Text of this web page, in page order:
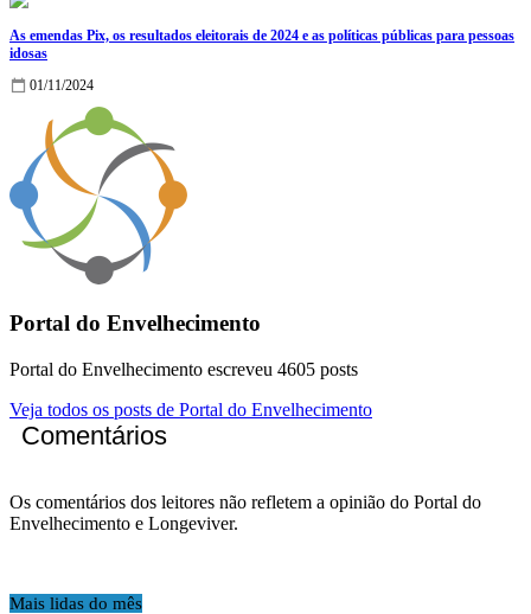
As emendas Pix, os resultados eleitorais de 2024 e as políticas públicas para pessoas
idosas
01/11/2024
Portal do Envelhecimento
Portal do Envelhecimento escreveu 4605 posts
Veja todos os posts de Portal do Envelhecimento
Comentários
Os comentários dos leitores não refletem a opinião do Portal do
Envelhecimento e Longeviver.
Mais lidas do mês